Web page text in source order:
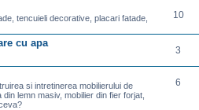
tencuieli decorative, placari fatade,
10
cu apa
3
si intretinerea mobilierului de
lemn masiv, mobilier din fier forjat,
6